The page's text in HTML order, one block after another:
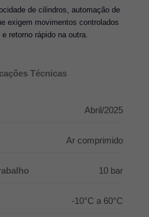
de cilindros, automação de
exigem movimentos controlados
retorno rápido na outra.
Técnicas
Abril/2025
Ar comprimido
10 bar
-10°C a 60°C